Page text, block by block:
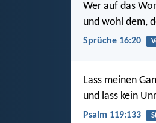
Wer auf das
und wohl dem,
Sprüche 16:20
Lass meinen
und lass kein
Psalm 119:133